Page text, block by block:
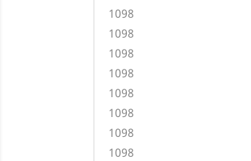
1098
1098
1098
1098
1098
1098
1098
1098